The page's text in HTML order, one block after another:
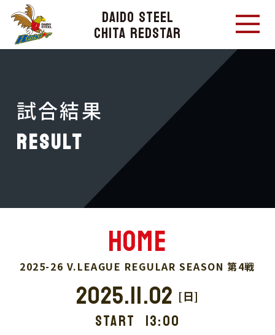
DAIDO STEEL
CHITA REDSTAR
試合結果
RESULT
home
2025-26 V.LEAGUE REGULAR SEASON 第4戦
2025.11.02 [日]
START 13:00